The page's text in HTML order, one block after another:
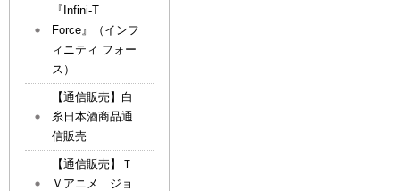
『Infini-T
Force』（インフ
ィニティ フォー
ス）
【通信販売】白
糸日本酒商品通
信販売
【通信販売】Ｔ
Ｖアニメ ジョ